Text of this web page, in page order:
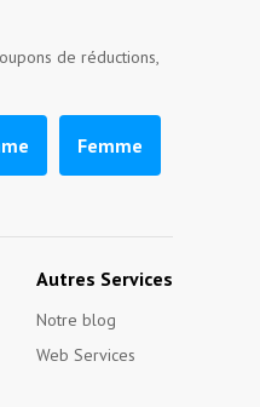
de réductions,
Femme
Autres Services
Notre blog
Web Services